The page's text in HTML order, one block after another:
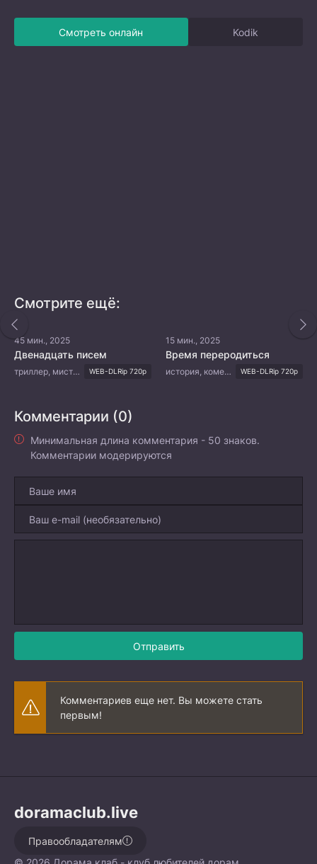
Смотреть онлайн Kodik
Смотрите ещё:
45 мин., 2025
Двенадцать писем
триллер, мистика, романтика, фэнтези WEB-DLRip 720p
15 мин., 2025
Время переродиться
история, комедия, восточные единоборства, фэнтези WEB-DLRip 720p
Комментарии (0)
Минимальная длина комментария - 50 знаков.
Комментарии модерируются
Отправить
Комментариев еще нет. Вы можете стать
первым!
doramaclub.live
Правообладателям